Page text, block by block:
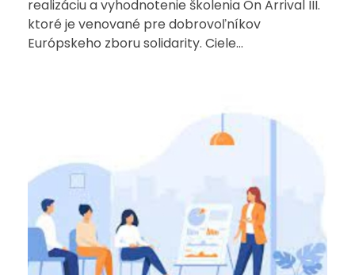
realizáciu a vyhodnotenie školenia On Arrival III.
ktoré je venované pre dobrovoľníkov
Európskeho zboru solidarity. Ciele...